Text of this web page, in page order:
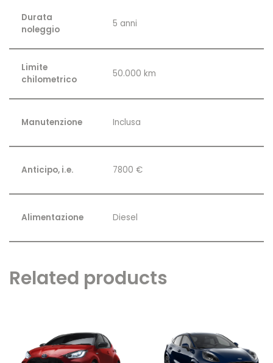
Durata
noleggio
5 anni
Limite
chilometrico
50.000 km
Manutenzione Inclusa
Anticipo, i.e. 7800 €
Alimentazione Diesel
Related products